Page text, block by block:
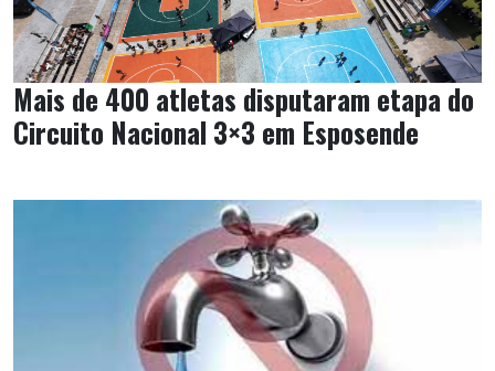
Mais de 400 atletas disputaram etapa do
Circuito Nacional 3×3 em Esposende